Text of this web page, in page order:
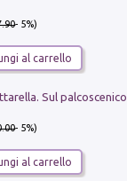
- 5%)
al carrello
- 5%)
al carrello